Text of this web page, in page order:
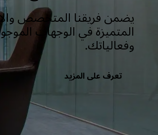
يضمن فريقنا المتخصص
المتميزة في الوجهات
وفعالياتك.
تعرف على المزيد